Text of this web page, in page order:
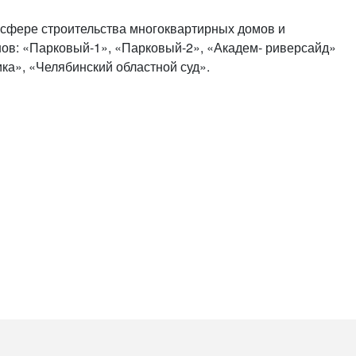
строительства многоквартирных домов и
«Парковый-1», «Парковый-2», «Академ- риверсайд»
«Челябинский областной суд».